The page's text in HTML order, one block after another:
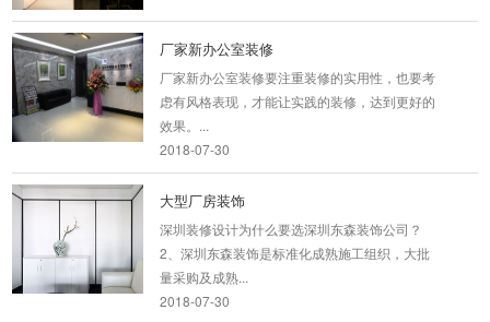
厂家新办公室装修
厂家新办公室装修要注重装修的实用性，也要考
虑有风格表现，才能让实践的装修，达到更好的
效果。...
2018-07-30
大型厂房装饰
深圳装修设计为什么要选深圳东森装饰公司？
2、深圳东森装饰是标准化成熟施工组织，大批
量采购及成熟...
2018-07-30